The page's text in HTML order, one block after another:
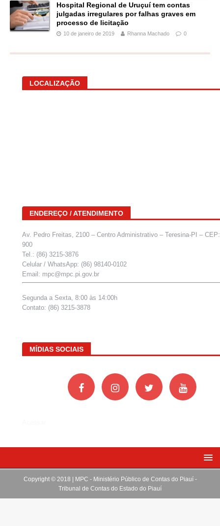
Hospital Regional de Uruçuí tem contas
julgadas irregulares por falhas graves em
processo de licitação
10 de janeiro de 2019 Rhanna Machado 0
LOCALIZAÇÃO
ENDEREÇO / ATENDIMENTO
Av. Pedro Freitas, 2100 – Centro Administrativo – Teresina-PI –
900
Tel.: (86) 3215-3876
Celular / WhatsApp: (86) 98140-0102
Email: mpc@mpc.pi.gov.br
Segunda a Sexta, 8:00 às 14:00h
Contato: (86) 3215-3878
MÍDIAS SOCIAIS
Copyright © 2018 | MPC - Ministério Público de Contas do Piauí -
Tribunal de Contas do Estado do Piauí